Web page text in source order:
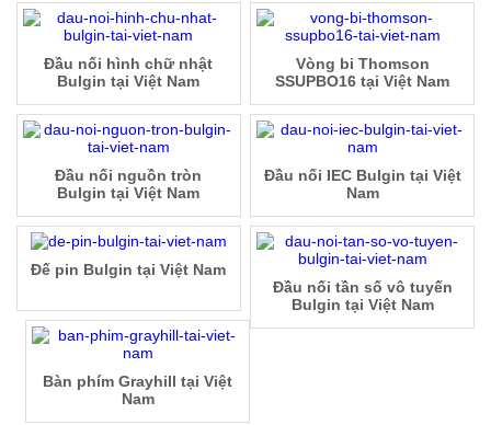
Vòng bi Thomson
SSUPBO16 tại Việt Nam
Đầu nối hình chữ nhật
Bulgin tại Việt Nam
Đầu nối IEC Bulgin tại Việt
Nam
Đầu nối nguồn tròn
Bulgin tại Việt Nam
Đầu nối tần số vô tuyến
Bulgin tại Việt Nam
Đế pin Bulgin tại Việt Nam
Bàn phím Grayhill tại Việt
Nam